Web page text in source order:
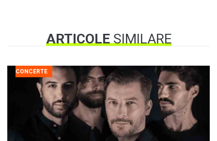
ARTICOLESIMILARE
CONCERTE